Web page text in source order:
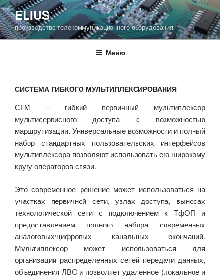
Перейти
к
содержимому
ELIUS
производство телекоммуникационного оборудования
Меню
СИСТЕМА ГИБКОГО МУЛЬТИПЛЕКСИРОВАНИЯ
СГМ – гибкий первичный мультиплексор
мультисервисного доступа с возможностью
маршрутизации. Универсальные возможности и полный
набор стандартных пользовательских интерфейсов
мультиплексора позволяют использовать его широкому
кругу операторов связи.
Это современное решение может использоваться на
участках первичной сети, узлах доступа, выносах
технологической сети с подключением к ТфОП и
предоставлением полного набора современных
аналоговых/цифровых канальных окончаний.
Мультиплексор может использоваться для
организации распределенных сетей передачи данных,
объединения ЛВС и позволяет удаленное (локальное и